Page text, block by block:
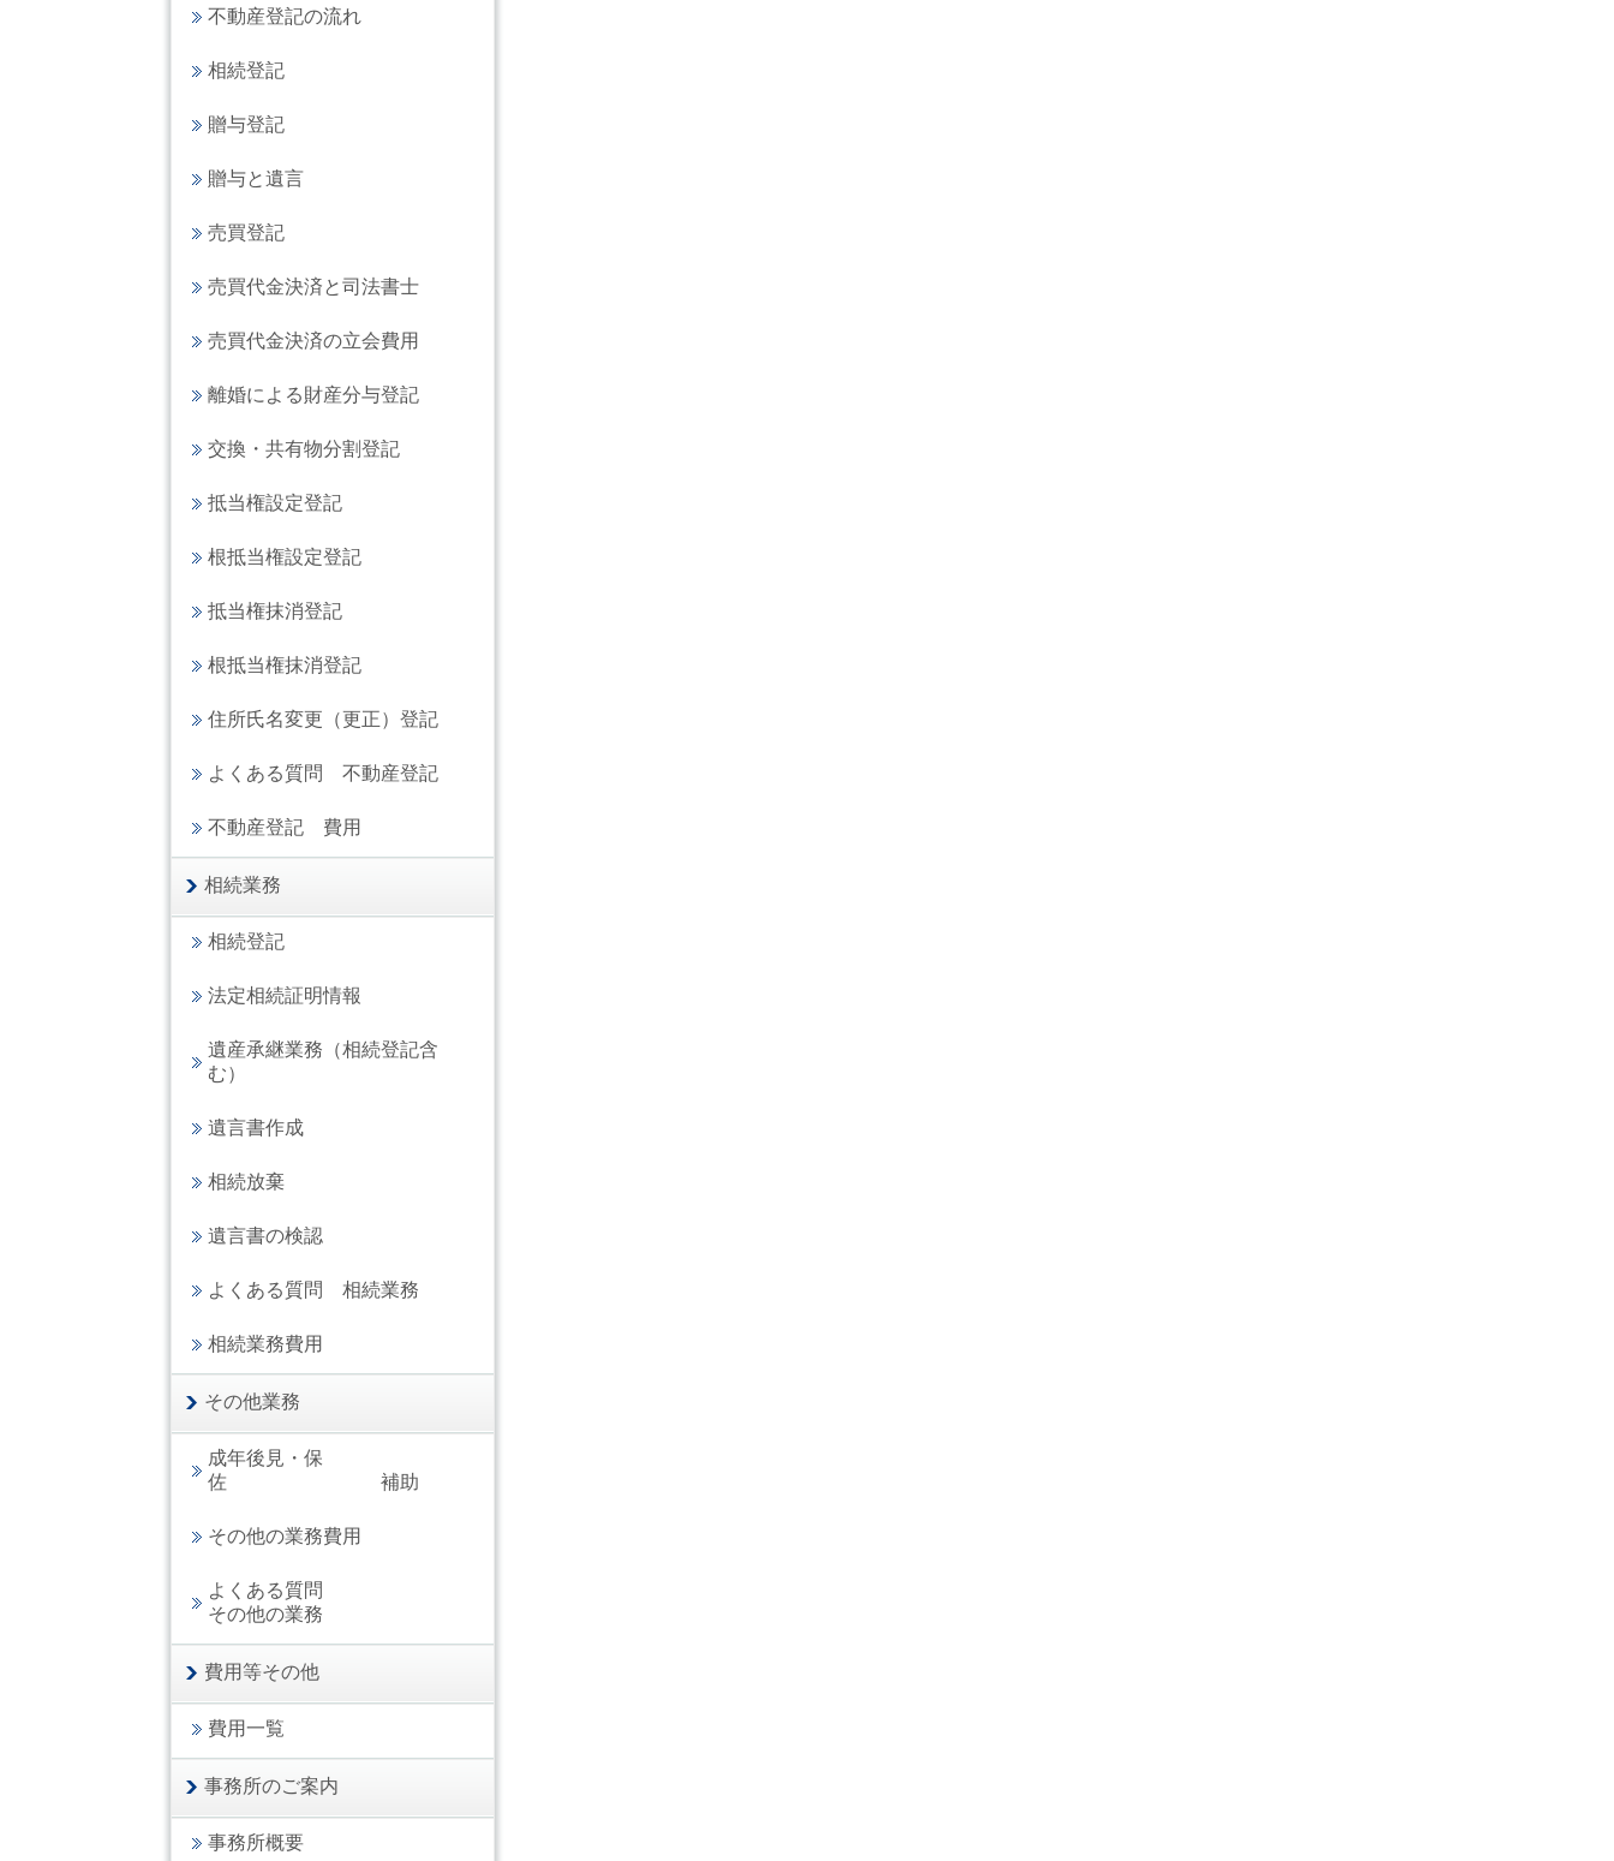
不動産登記の流れ
相続登記
贈与登記
贈与と遺言
売買登記
売買代金決済と司法書士
売買代金決済の立会費用
離婚による財産分与登記
交換・共有物分割登記
抵当権設定登記
根抵当権設定登記
抵当権抹消登記
根抵当権抹消登記
住所氏名変更（更正）登記
よくある質問 不動産登記
不動産登記 費用
相続業務
相続登記
法定相続証明情報
遺産承継業務（相続登記含
む）
遺言書作成
相続放棄
遺言書の検認
よくある質問 相続業務
相続業務費用
その他業務
成年後見・保
佐 補助
その他の業務費用
よくある質問
その他の業務
費用等その他
費用一覧
事務所のご案内
事務所概要